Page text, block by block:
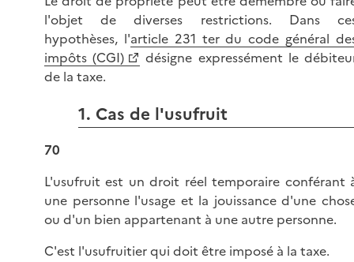
l'objet de diverses restrictions. Dans
hypothèses, l'article 231 ter du code général
impôts (CGI)
désigne expressément le
de la taxe.
1. Cas de l'usufruit
70
L'usufruit est un droit réel temporaire conférant
une personne l'usage et la jouissance d'une
ou d'un bien appartenant à une autre personne.
C'est l'usufruitier qui doit être imposé à la taxe.